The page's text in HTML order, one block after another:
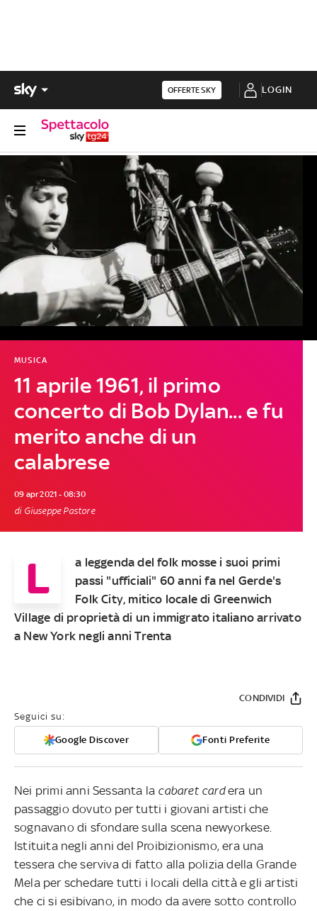
OFFERTE SKY LOGIN
11 aprile 1961, il primo
concerto di Bob Dylan... e fu
merito anche di un
calabrese
MUSICA
09 apr 2021 - 08:30
di Giuseppe Pastore
L
a leggenda del folk mosse i suoi primi
passi "ufficiali" 60 anni fa nel Gerde's
Folk City, mitico locale di Greenwich
Village di proprietà di un immigrato italiano arrivato
a New York negli anni Trenta
Seguici su:
Google Discover Fonti Preferite
CONDIVIDI
Nei primi anni Sessanta la cabaret cardera un
passaggio dovuto per tutti i giovani artisti che
sognavano di sfondare sulla scena newyorkese.
Istituita negli anni del Proibizionismo, era una
tessera che serviva di fatto alla polizia della Grande
Mela per schedare tutti i locali della città e gli artisti
che ci si esibivano, in modo da avere sotto controllo